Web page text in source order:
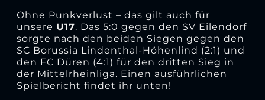
Ohne Punkverlust – das gilt auch für
unsere U17. Das 5:0 gegen den SV Eilendorf
sorgte nach den beiden Siegen gegen den
SC Borussia Lindenthal-Höhenlind (2:1) und
den FC Düren (4:1) für den dritten Sieg in
der Mittelrheinliga. Einen ausführlichen
Spielbericht findet ihr unten!